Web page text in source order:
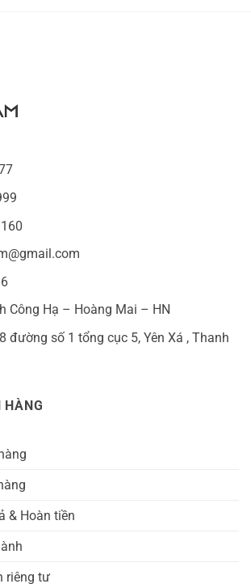
Công Hạ – Hoàng Mai – HN
đường số 1 tổng cục 5, Yên Xá , Thanh
HÀNG
& Hoàn tiền
riêng tư